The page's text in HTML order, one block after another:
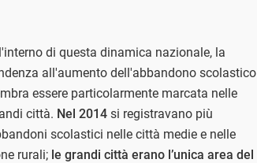
di questa dinamica nazionale, la
all'aumento dell'abbandono scolastico
essere particolarmente marcata nelle
città. Nel 2014 si registravano più
scolastici nelle città medie e nelle
rurali; le grandi città erano l’unica area del